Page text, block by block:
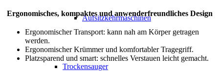
Aufsitzkehrmaschinen
Trockensauger
Ergonomisches, kompaktes und anwenderfreundliches Design
Ergonomischer Transport: kann nah am Körper getragen
werden.
Ergonomischer Krümmer und komfortabler Tragegriff.
Platzsparend und smart: schnelles Verstauen leicht gemacht.